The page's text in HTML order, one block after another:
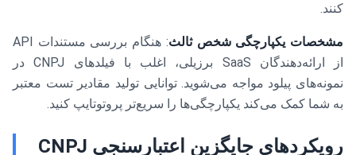
کنند.
مشخصات یکپارچگی شخص ثالث
: هنگام بررسی مستندات API
از ارائه‌دهندگان SaaS برزیلی، اغلب با فیلدهای CNPJ در
نمونه‌های پیلود مواجه می‌شوید. توانایی تولید مقادیر تست معتبر
به شما کمک می‌کند یکپارچگی‌ها را سریع‌تر پروتوتایپ کنید.
رویکردهای جایگزین اعتبارسنجی CNPJ